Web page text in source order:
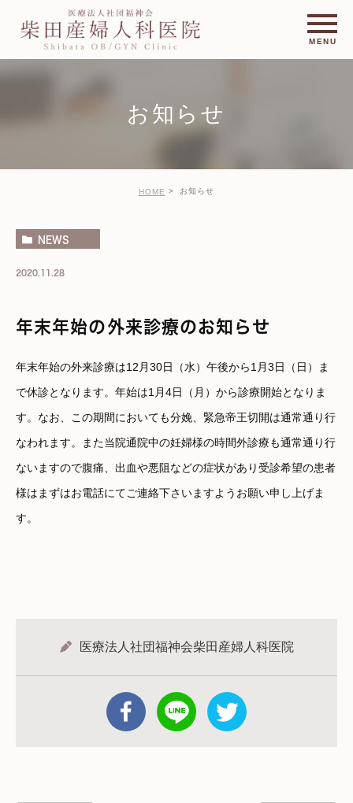
お知らせ
HOME お知らせ
NEWS
2020.11.28
年末年始の外来診療のお知らせ
年末年始の外来診療は12月30日（水）午後から1月3日（日）ま
で休診となります。年始は1月4日（月）から診療開始となりま
す。なお、この期間においても分娩、緊急帝王切開は通常通り行
なわれます。また当院通院中の妊婦様の時間外診療も通常通り行
ないますので腹痛、出血や悪阻などの症状があり受診希望の患者
様はまずはお電話にてご連絡下さいますようお願い申し上げま
す。
医療法人社団福神会柴田産婦人科医院